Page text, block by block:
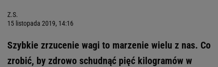
Z.S.
15 listopada 2019, 14:16
Szybkie zrzucenie wagi to marzenie wielu z nas. Co
zrobić, by zdrowo schudnąć pięć kilogramów w